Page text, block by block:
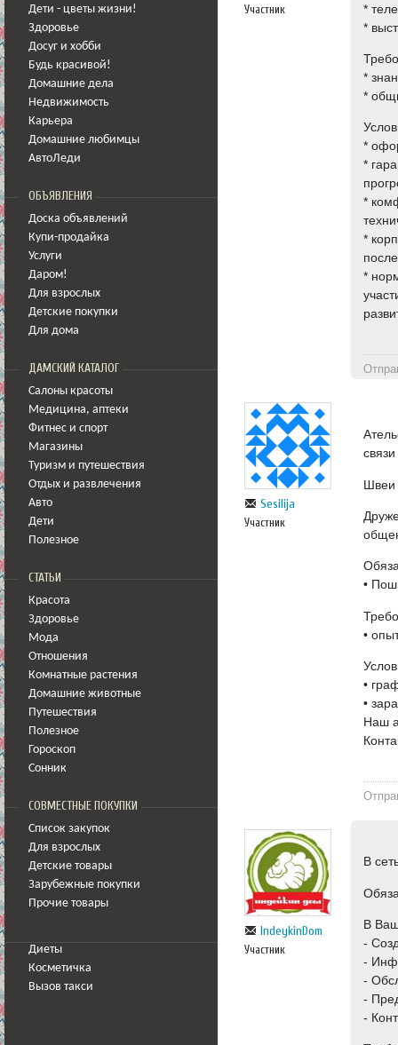
Дети - цветы жизни!
Здоровье
Досуг и хобби
Будь красивой!
Домашние дела
Недвижимость
Карьера
Домашние любимцы
АвтоЛеди
ОБЪЯВЛЕНИЯ
Доска объявлений
Купи-продайка
Услуги
Даром!
Для взрослых
Детские покупки
Для дома
ДАМСКИЙ КАТАЛОГ
Салоны красоты
Медицина, аптеки
Фитнес и спорт
Магазины
Туризм и путешествия
Отдых и развлечения
Авто
Дети
Полезное
СТАТЬИ
Красота
Здоровье
Мода
Отношения
Комнатные растения
Домашние животные
Путешествия
Полезное
Гороскоп
Сонник
СОВМЕСТНЫЕ ПОКУПКИ
Список закупок
Для взрослых
Детские товары
Зарубежные покупки
Прочие товары
Диеты
Косметичка
Вызов такси
Участник
*
*
*
*
*
*
*
*
*
Sesilija
Участник
Швеи
•
•
•
•
Наш
IndeykinDom
Участник
В
В
-
-
-
-
-